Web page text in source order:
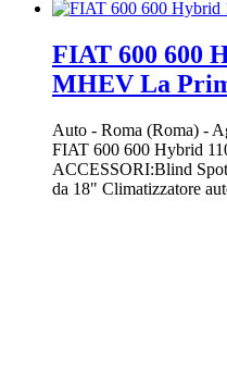
FIAT 600 600
MHEV La
Auto - Roma (Roma) -
FIAT 600 600 Hybrid
ACCESSORI:Blind
da 18" Climatizzatore